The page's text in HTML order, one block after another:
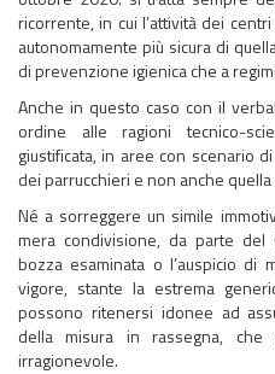
ricorrente, in cui l’attività dei
autonomamente più sicura di
di prevenzione igienica che a
Anche in questo caso con il
ordine alle ragioni tecnico-
giustificata, in aree con scenario
dei parrucchieri e non anche
Né a sorreggere un simile
mera condivisione, da parte del
bozza esaminata o l’auspicio di
vigore, stante la estrema
possono ritenersi idonee ad
della misura in rassegna,
irragionevole.